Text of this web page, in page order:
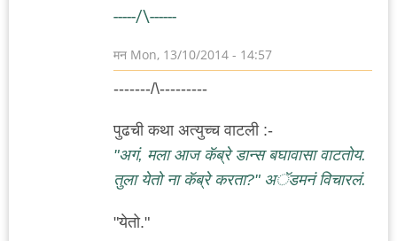
-----/\------
मन Mon, 13/10/2014 - 14:57
-------/\---------
पुढची कथा अत्युच्च वाटली :-
"अगं, मला आज कॅब्रे डान्स बघावासा वाटतोय.
तुला येतो ना कॅब्रे करता?" अॅडमनं विचारलं.
"येतो."